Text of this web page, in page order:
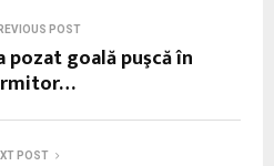
POST
pozat goală puşcă în
POST